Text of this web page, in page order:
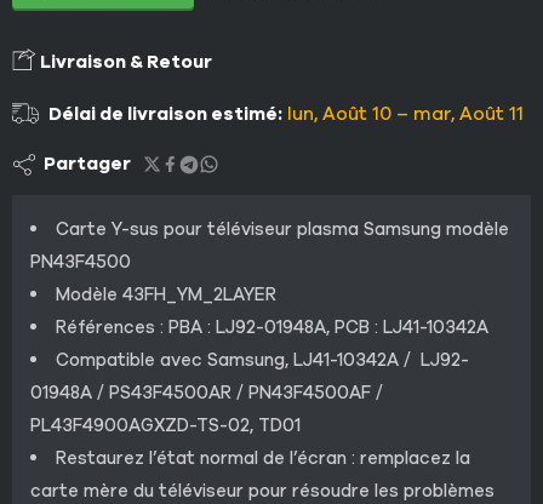
Livraison & Retour
Délai de livraison estimé: lun, Août 10 – mar, Août 11
Partager
Carte Y-sus pour téléviseur plasma Samsung modèle
PN43F4500
Modèle 43FH_YM_2LAYER
Références : PBA : LJ92-01948A, PCB : LJ41-10342A
Compatible avec Samsung, LJ41-10342A / LJ92-
01948A / PS43F4500AR / PN43F4500AF /
PL43F4900AGXZD-TS-02, TD01
Restaurez l’état normal de l’écran : remplacez la
carte mère du téléviseur pour résoudre les problèmes